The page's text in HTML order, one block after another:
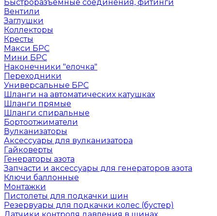
Быстроразъемные соединения, фитинги
Вентили
Заглушки
Коллекторы
Кресты
Макси БРС
Мини БРС
Наконечники "елочка"
Переходники
Универсальные БРС
Шланги на автоматических катушках
Шланги прямые
Шланги спиральные
Бортоотжиматели
Вулканизаторы
Аксессуары для вулканизатора
Гайковерты
Генераторы азота
Запчасти и аксессуары для генераторов азота
Ключи баллонные
Монтажки
Пистолеты для подкачки шин
Резервуары для подкачки колес (бустер)